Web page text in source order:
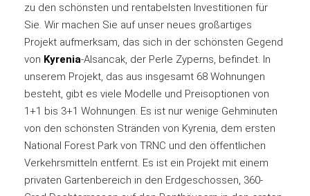
zu den schönsten und rentabelsten Investitionen für
Sie. Wir machen Sie auf unser neues großartiges
Projekt aufmerksam, das sich in der schönsten Gegend
von Kyrenia-Alsancak, der Perle Zyperns, befindet. In
unserem Projekt, das aus insgesamt 68 Wohnungen
besteht, gibt es viele Modelle und Preisoptionen von
1+1 bis 3+1 Wohnungen. Es ist nur wenige Gehminuten
von den schönsten Stränden von Kyrenia, dem ersten
National Forest Park von TRNC und den öffentlichen
Verkehrsmitteln entfernt. Es ist ein Projekt mit einem
privaten Gartenbereich in den Erdgeschossen, 360-